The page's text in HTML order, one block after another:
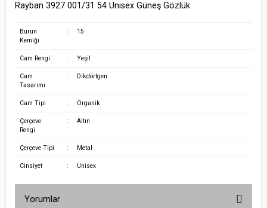
Rayban 3927 001/31 54 Unisex Güneş Gözlük
Burun
Kemiği
: 15
Cam Rengi : Yeşil
Cam
Tasarımı
: Dikdörtgen
Cam Tipi : Organik
Çerçeve
Rengi
: Altın
Çerçeve Tipi : Metal
Cinsiyet : Unisex
Yorumlar